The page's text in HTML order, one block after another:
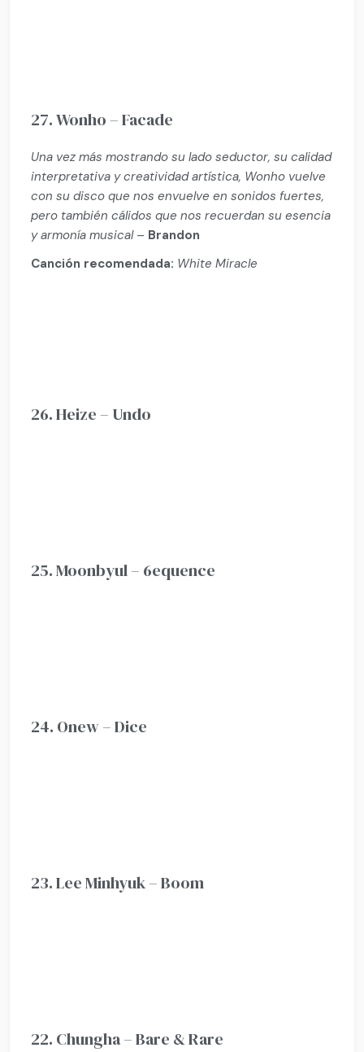
27. Wonho – Facade
Una vez más mostrando su lado seductor, su calidad
interpretativa y creatividad artística, Wonho vuelve
con su disco que nos envuelve en sonidos fuertes,
pero también cálidos que nos recuerdan su esencia
y armonía musical– Brandon
Canción recomendada: White Miracle
26. Heize – Undo
25. Moonbyul – 6equence
24. Onew – Dice
23. Lee Minhyuk – Boom
22. Chungha – Bare & Rare